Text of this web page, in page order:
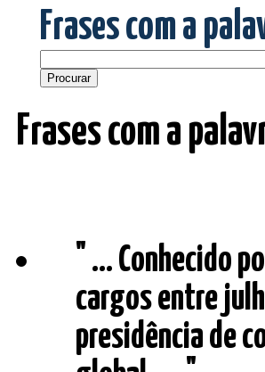
Frases com a
Frases com a
" ... Conhecido
cargos entre
presidência de